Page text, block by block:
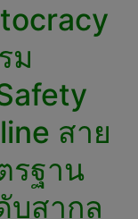
ม
สาย
รฐาน
บสากล